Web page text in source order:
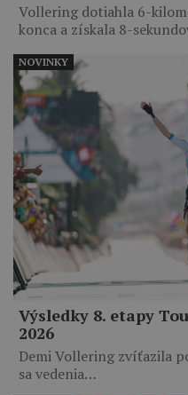
Vollering dotiahla 6-
konca a získala 8-
Výsledky 8. etapy
2026
Demi Vollering zvíťazila
sa vedenia…
NOVINKY